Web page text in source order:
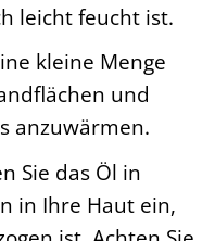
leicht feucht ist.
kleine Menge
und
anzuwärmen.
Sie das Öl in
in Ihre Haut ein,